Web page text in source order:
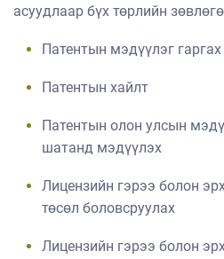
асуудлаар бүх төрлийн
Патентын мэдүүлэг гаргах
Патентын хайлт
Патентын олон улсын
шатанд мэдүүлэх
Лицензийн гэрээ болон
төсөл боловсруулах
Лицензийн гэрээ болон